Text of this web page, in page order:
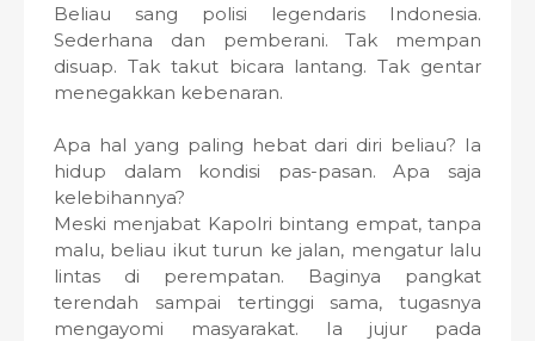
Beliau sang polisi legendaris Indonesia.
Sederhana dan pemberani. Tak mempan
disuap. Tak takut bicara lantang. Tak gentar
menegakkan kebenaran.
Apa hal yang paling hebat dari diri beliau? Ia
hidup dalam kondisi pas-pasan. Apa saja
kelebihannya?
Meski menjabat Kapolri bintang empat, tanpa
malu, beliau ikut turun ke jalan, mengatur lalu
lintas di perempatan. Baginya pangkat
terendah sampai tertinggi sama, tugasnya
mengayomi masyarakat. Ia jujur pada